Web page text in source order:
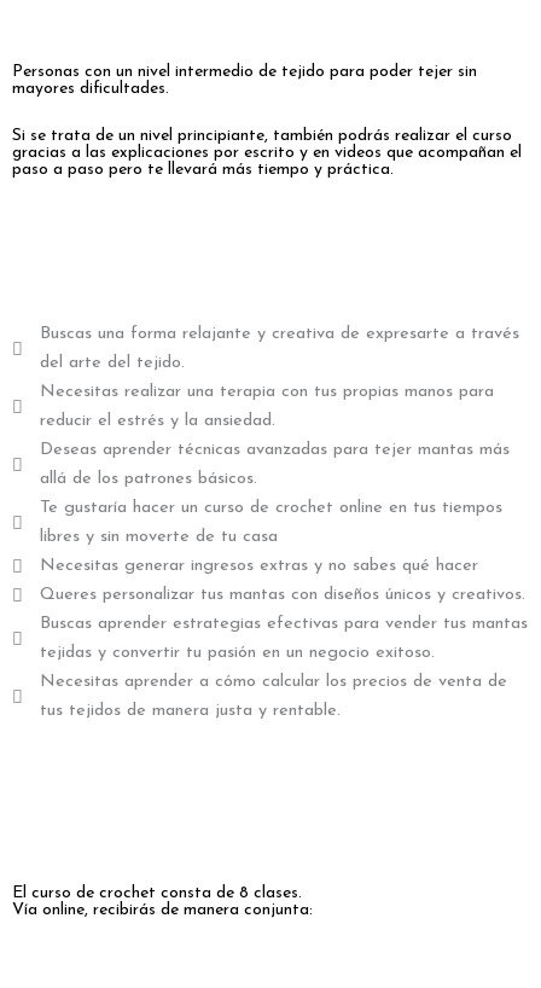
Personas con un nivel intermedio de tejido para poder tejer sin
mayores dificultades.
Si se trata de un nivel principiante, también podrás realizar el curso
gracias a las explicaciones por escrito y en videos que acompañan el
paso a paso pero te llevará más tiempo y práctica.
Buscas una forma relajante y creativa de expresarte a través
del arte del tejido.
Necesitas realizar una terapia con tus propias manos para
reducir el estrés y la ansiedad.
Deseas aprender técnicas avanzadas para tejer mantas más
allá de los patrones básicos.
Te gustaría hacer un curso de crochet online en tus tiempos
libres y sin moverte de tu casa
Necesitas generar ingresos extras y no sabes qué hacer
Queres personalizar tus mantas con diseños únicos y creativos.
Buscas aprender estrategias efectivas para vender tus mantas
tejidas y convertir tu pasión en un negocio exitoso.
Necesitas aprender a cómo calcular los precios de venta de
tus tejidos de manera justa y rentable.
El curso de crochet consta de 8 clases.
Vía online, recibirás de manera conjunta: